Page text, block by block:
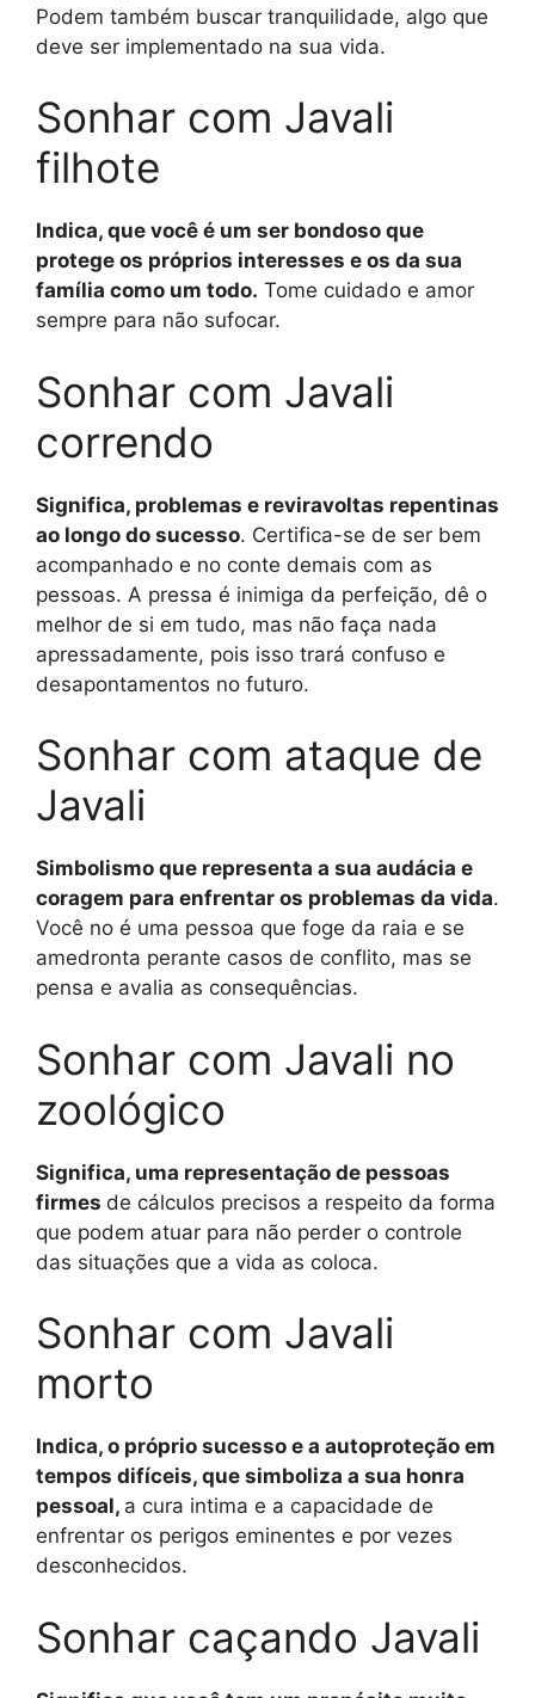
Podem também buscar tranquilidade, algo que
deve ser implementado na sua vida.
Sonhar com Javali
filhote
Indica, que você é um ser bondoso que
protege os próprios interesses e os da sua
família como um todo. Tome cuidado e amor
sempre para não sufocar.
Sonhar com Javali
correndo
Significa, problemas e reviravoltas repentinas
ao longo do sucesso. Certifica-se de ser bem
acompanhado e no conte demais com as
pessoas. A pressa é inimiga da perfeição, dê o
melhor de si em tudo, mas não faça nada
apressadamente, pois isso trará confuso e
desapontamentos no futuro.
Sonhar com ataque de
Javali
Simbolismo que representa a sua audácia e
coragem para enfrentar os problemas da vida.
Você no é uma pessoa que foge da raia e se
amedronta perante casos de conflito, mas se
pensa e avalia as consequências.
Sonhar com Javali no
zoológico
Significa, uma representação de pessoas
firmes de cálculos precisos a respeito da forma
que podem atuar para não perder o controle
das situações que a vida as coloca.
Sonhar com Javali
morto
Indica, o próprio sucesso e a autoproteção em
tempos difíceis, que simboliza a sua honra
pessoal, a cura intima e a capacidade de
enfrentar os perigos eminentes e por vezes
desconhecidos.
Sonhar caçando Javali